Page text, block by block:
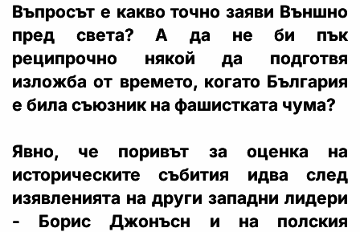
Въпросът е какво точно заяви Външно
пред света? А да не би пък
реципрочно някой да подготвя
изложба от времето, когато България
е била съюзник на фашистката чума?
Явно, че поривът за оценка на
историческите събития идва след
изявленията на други западни лидери
- Борис Джонъсн и на полския